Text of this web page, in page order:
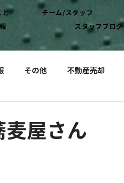
と チーム/スタッフ
スタッフブログ
その他 不動産売却
屋さん